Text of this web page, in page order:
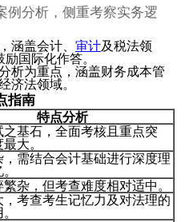
例分析，侧重考察实务逻
涵盖会计、 审计及税法领
励国际化作答。
析为重点，涵盖财务成本管
济法领域。
指南
特点分析
基石，全面考核且重点突
大。
需结合会计基础进行深度理
杂，但考查难度相对适中。
考查考生记忆力及对法理的